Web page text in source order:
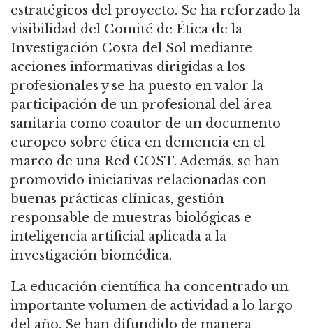
estratégicos del proyecto. Se ha reforzado la
visibilidad del Comité de Ética de la
Investigación Costa del Sol mediante
acciones informativas dirigidas a los
profesionales y se ha puesto en valor la
participación de un profesional del área
sanitaria como coautor de un documento
europeo sobre ética en demencia en el
marco de una Red COST. Además, se han
promovido iniciativas relacionadas con
buenas prácticas clínicas, gestión
responsable de muestras biológicas e
inteligencia artificial aplicada a la
investigación biomédica.
La educación científica ha concentrado un
importante volumen de actividad a lo largo
del año. Se han difundido de manera